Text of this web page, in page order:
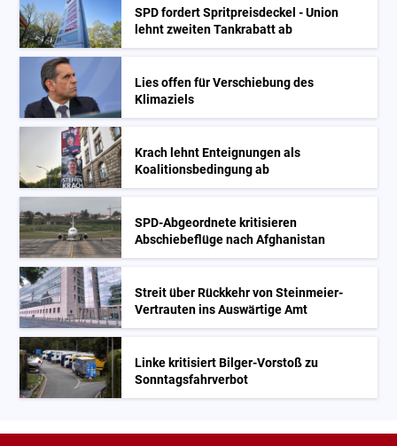
SPD fordert Spritpreisdeckel - Union
lehnt zweiten Tankrabatt ab
Lies offen für Verschiebung des
Klimaziels
Krach lehnt Enteignungen als
Koalitionsbedingung ab
SPD-Abgeordnete kritisieren
Abschiebeflüge nach Afghanistan
Streit über Rückkehr von Steinmeier-
Vertrauten ins Auswärtige Amt
Linke kritisiert Bilger-Vorstoß zu
Sonntagsfahrverbot